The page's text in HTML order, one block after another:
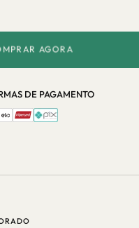
AGORA
DE PAGAMENTO
CHAMA NO